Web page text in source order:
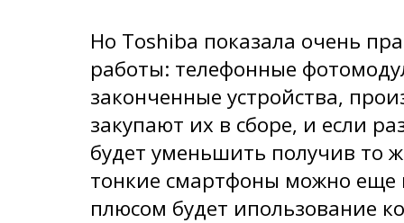
Но Toshiba показала очень
работы: телефонные
законченные устройства,
закупают их в сборе, и если
будет уменьшить получив то
тонкие смартфоны можно еще
плюсом будет ипользование